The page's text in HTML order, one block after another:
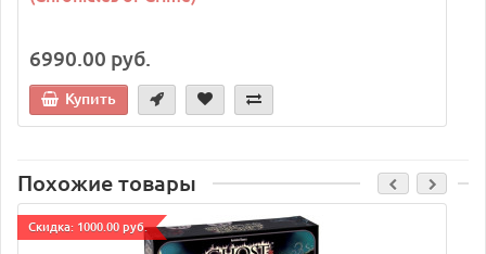
6990.00 руб.
Купить
Похожие товары
Cкидка: 1000.00 руб.